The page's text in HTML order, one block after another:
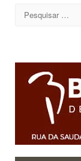
Pesquisar